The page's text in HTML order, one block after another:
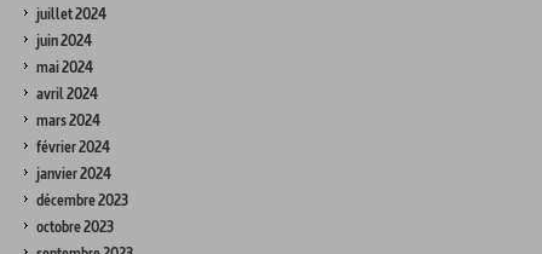
juillet 2024
juin 2024
mai 2024
avril 2024
mars 2024
février 2024
janvier 2024
décembre 2023
octobre 2023